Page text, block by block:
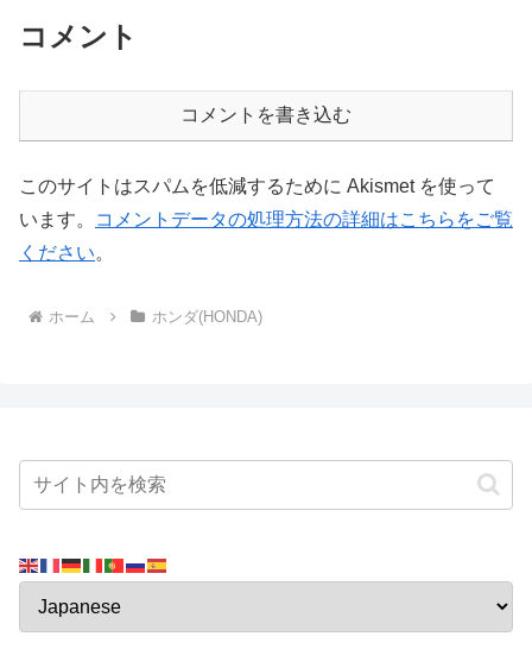
コメント
コメントを書き込む
このサイトはスパムを低減するために Akismet を使って
います。
コメントデータの処理方法の詳細はこちらをご覧
ください。
ホーム ホンダ(HONDA)